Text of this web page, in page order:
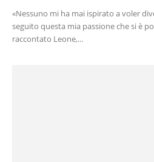
«Nessuno mi ha mai ispirato a voler
seguito questa mia passione che si è
raccontato Leone,...